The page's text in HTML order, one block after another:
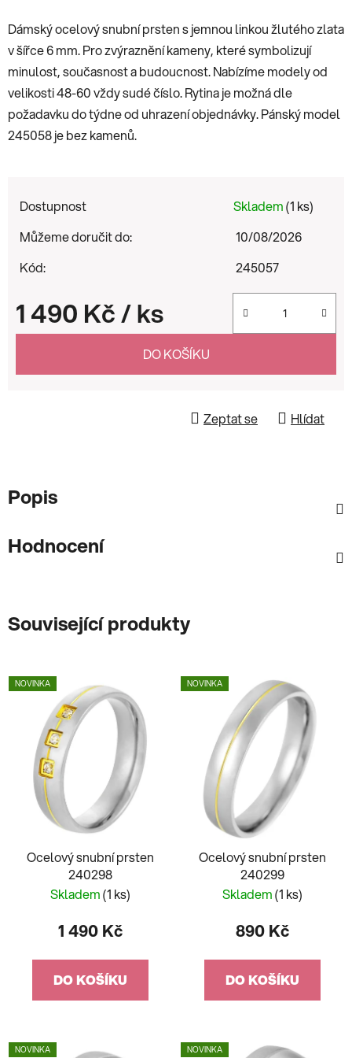
Dámský ocelový snubní prsten s jemnou linkou žlutého zlata
v šířce 6 mm. Pro zvýraznění kameny, které symbolizují
minulost, současnost a budoucnost. Nabízíme modely od
velikosti 48-60 vždy sudé číslo. Rytina je možná dle
požadavku do týdne od uhrazení objednávky. Pánský model
245058 je bez kamenů.
Dostupnost Skladem(1 ks)
Můžeme doručit do:
10/08/2026
Kód:
245057
1 490 Kč/ ks
Měrná cena:
DO KOŠÍKU
Zeptat se Hlídat
Popis
Hodnocení
Související produkty
NOVINKA
Ocelový snubní prsten
240298
Skladem(1 ks)
1 490 Kč
DO KOŠÍKU
NOVINKA
Ocelový snubní prsten
240299
Skladem(1 ks)
890 Kč
DO KOŠÍKU
NOVINKA NOVINKA